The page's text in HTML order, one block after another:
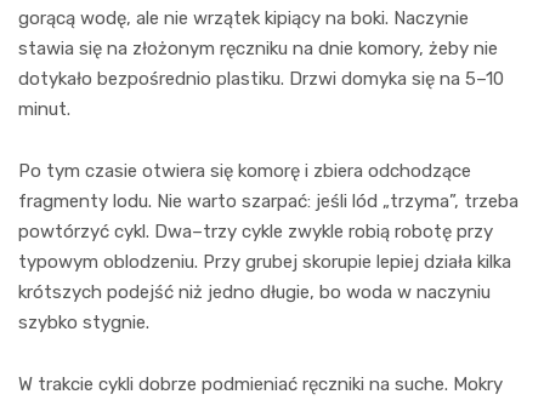
gorącą wodę, ale nie wrzątek kipiący na boki. Naczynie
stawia się na złożonym ręczniku na dnie komory, żeby nie
dotykało bezpośrednio plastiku. Drzwi domyka się na 5–10
minut.
Po tym czasie otwiera się komorę i zbiera odchodzące
fragmenty lodu. Nie warto szarpać: jeśli lód „trzyma”, trzeba
powtórzyć cykl. Dwa–trzy cykle zwykle robią robotę przy
typowym oblodzeniu. Przy grubej skorupie lepiej działa kilka
krótszych podejść niż jedno długie, bo woda w naczyniu
szybko stygnie.
W trakcie cykli dobrze podmieniać ręczniki na suche. Mokry